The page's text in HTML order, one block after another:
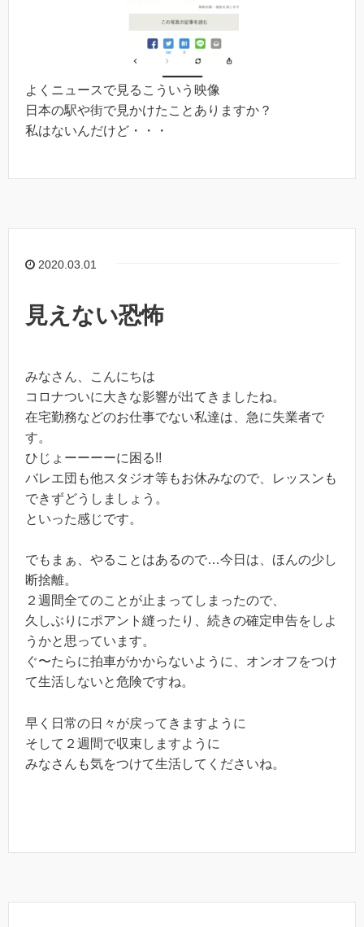
よくニュースで見るこういう映像
日本の駅や街で見かけたことありますか？
私はないんだけど・・・
2020.03.01
見えない恐怖
みなさん、こんにちは
コロナついに大きな影響が出てきましたね。
在宅勤務などのお仕事でない私達は、急に失業者で
す。
ひじょーーーーに困る!!
バレエ団も他スタジオ等もお休みなので、レッスンも
できずどうしましょう。
といった感じです。
でもまぁ、やることはあるので…今日は、ほんの少し
断捨離。
２週間全てのことが止まってしまったので、
久しぶりにポアント縫ったり、続きの確定申告をしよ
うかと思っています。
ぐ〜たらに拍車がかからないように、オンオフをつけ
て生活しないと危険ですね。
早く日常の日々が戻ってきますように
そして２週間で収束しますように
みなさんも気をつけて生活してくださいね。